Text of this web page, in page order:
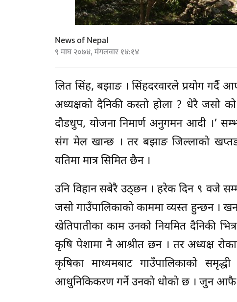
News of Nepal
९ माघ २०७४, मंगलवार १४:१४
लित सिंह, बझाङ । सिंहदरवारले प्रयोग
अध्यक्षको दैनिकी कस्तो होला ? धेरै जसो
दौडधुप, योजना निमार्ण अनुगमन आदी ।’
संग मेल खान्छ । तर बझाङ जिल्लाको
यतिमा मात्र सिमित छैन ।
उनि विहान सबेरै उठ्छन । हरेक दिन ९ वजे
जसो गाउँपालिकाको काममा व्यस्त हुन्छन ।
खेतिपातीका काम उनको नियमित दैनिकी
कृषि पेशामा नै आश्रीत छन । तर अध्यक्ष
कृषिका माध्यमबाट गाउँपालिकाको
आधुनिकिकरण गर्ने उनको धोको छ । जुन आफै